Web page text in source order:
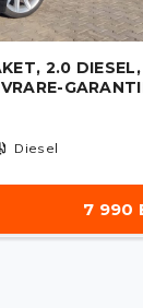
2.0 DIESEL,
Diesel
7 990